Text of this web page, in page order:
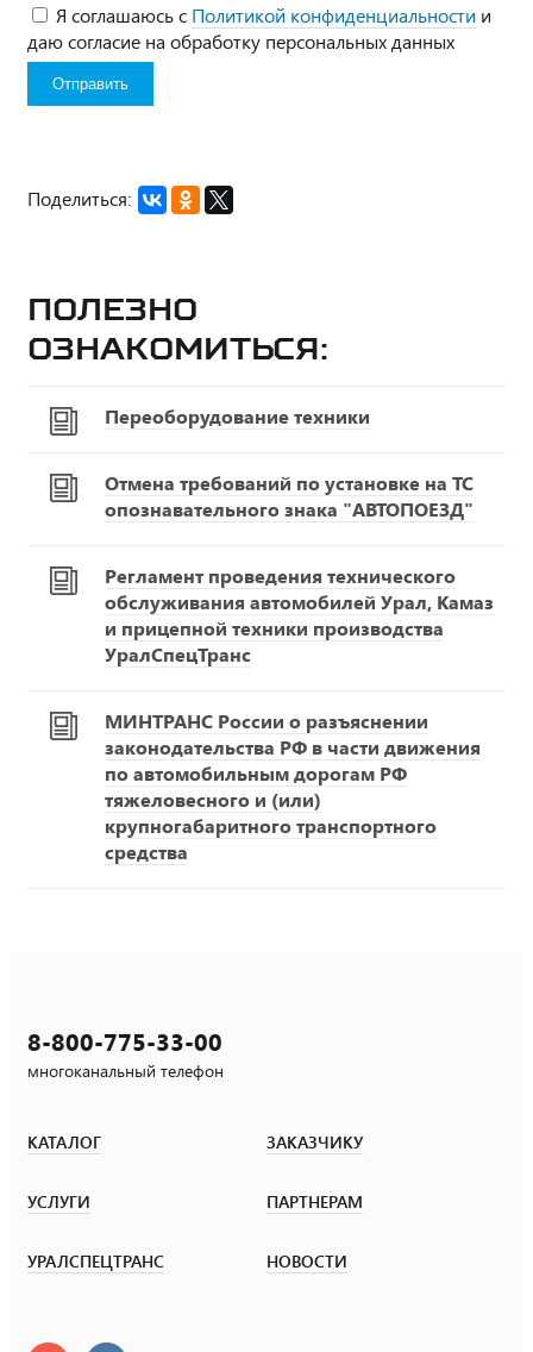
Я соглашаюсь с Политикой конфиденциальности и
даю согласие на обработку персональных данных
Поделиться:
Полезно
ознакомиться:
Переоборудование техники
Отмена требований по установке на ТС
опознавательного знака "АВТОПОЕЗД"
Регламент проведения технического
обслуживания автомобилей Урал, Камаз
и прицепной техники производства
УралСпецТранс
МИНТРАНС России о разъяснении
законодательства РФ в части движения
по автомобильным дорогам РФ
тяжеловесного и (или)
крупногабаритного транспортного
средства
8-800-775-33-00
многоканальный телефон
КАТАЛОГ ЗАКАЗЧИКУ
УСЛУГИ ПАРТНЕРАМ
УРАЛСПЕЦТРАНС НОВОСТИ